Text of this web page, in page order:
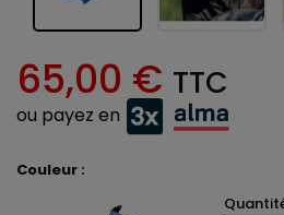
65,00 € TTC
ou payez en
Couleur :